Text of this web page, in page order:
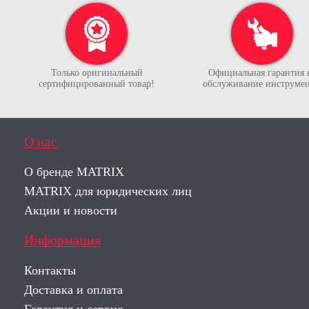
Только оригинальный
сертифицированный товар!
Официальная гарантия
обслуживание
О нас
О бренде MATRIX
MATRIX для юридических лиц
Акции и новости
Информация
Контакты
Доставка и оплата